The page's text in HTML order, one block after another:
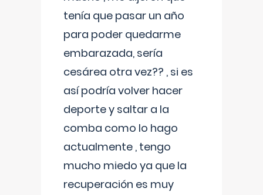
tenía que pasar un año
para poder quedarme
embarazada, sería
cesárea otra vez?? , si es
así podría volver hacer
deporte y saltar a la
comba como lo hago
actualmente , tengo
mucho miedo ya que la
recuperación es muy